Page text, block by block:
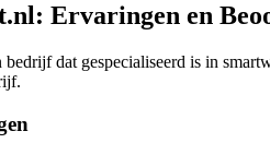
Ervaringen en
dat gespecialiseerd is in